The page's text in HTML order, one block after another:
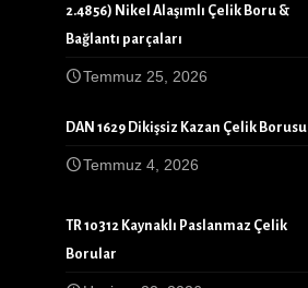
2.4856) Nikel Alaşımlı Çelik Boru &
Bağlantı parçaları
Temmuz 25, 2026
DAN 1629 Dikişsiz Kazan Çelik Borusu
Temmuz 4, 2026
TR 10312 Kaynaklı Paslanmaz Çelik
Borular